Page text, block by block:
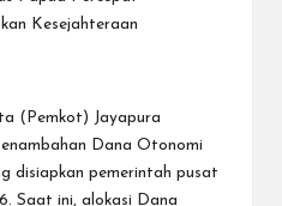
(Pemkot) Jayapura
Dana Otonomi
disiapkan pemerintah pusat
Saat ini, alokasi Dana